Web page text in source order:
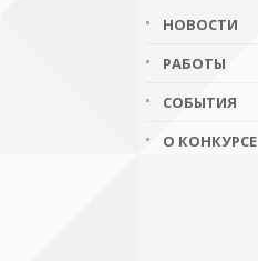
НОВОСТИ
РАБОТЫ
СОБЫТИЯ
О КОНКУРСЕ